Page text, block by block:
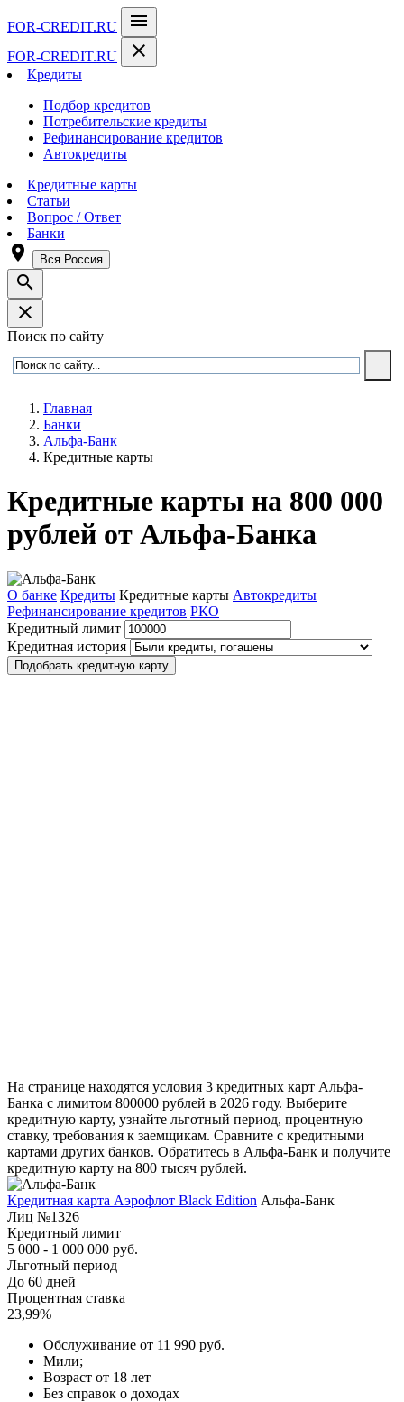
FOR-CREDIT.RU menu
FOR-CREDIT.RU close
Кредиты
Подбор кредитов
Потребительские кредиты
Рефинансирование кредитов
Автокредиты
Кредитные карты
Статьи
Вопрос / Ответ
Банки
room Вся Россия
search
close
Поиск по сайту
Главная
Банки
Альфа-Банк
Кредитные карты
Кредитные карты на 800 000
рублей от Альфа-Банка
О банке Кредиты Кредитные карты Автокредиты
Рефинансирование кредитов РКО
Кредитный лимит
Кредитная история
Подобрать кредитную карту
На странице находятся условия 3 кредитных карт Альфа-
Банка с лимитом 800000 рублей в 2026 году. Выберите
кредитную карту, узнайте льготный период, процентную
ставку, требования к заемщикам. Сравните с кредитными
картами других банков. Обратитесь в Альфа-Банк и получите
кредитную карту на 800 тысяч рублей.
Кредитная карта Аэрофлот Black Edition Альфа-Банк
Лиц №1326
Кредитный лимит
5 000 - 1 000 000 руб.
Льготный период
До 60 дней
Процентная ставка
23,99%
Обслуживание от 11 990 руб.
Мили;
Возраст от 18 лет
Без справок о доходах